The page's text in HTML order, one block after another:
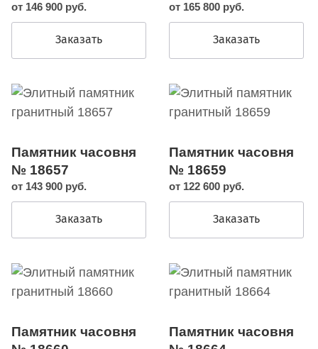
от 146 900 руб.
Заказать
от 165 800 руб.
Заказать
Памятник часовня
№ 18657
от 143 900 руб.
Заказать
Памятник часовня
№ 18659
от 122 600 руб.
Заказать
Памятник часовня
Памятник часовня